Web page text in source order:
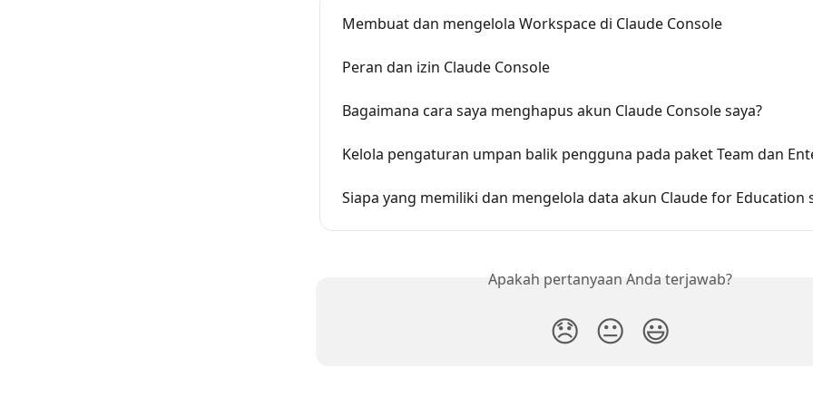
Membuat dan mengelola Workspace di Claude Console
Peran dan izin Claude Console
Bagaimana cara saya menghapus akun Claude Console saya?
Kelola pengaturan umpan balik pengguna pada paket Team dan
Siapa yang memiliki dan mengelola data akun Claude for Education
Apakah pertanyaan Anda terjawab?
😞 😐 😃